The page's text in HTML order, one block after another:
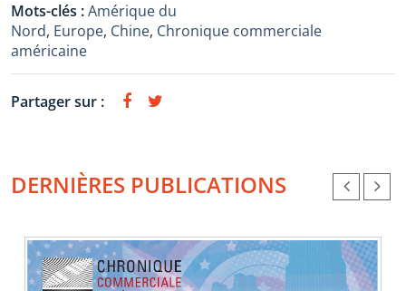
Mots-clés :Amérique du
Nord, Europe, Chine, Chronique commerciale
américaine
Partager sur :
DERNIÈRES PUBLICATIONS